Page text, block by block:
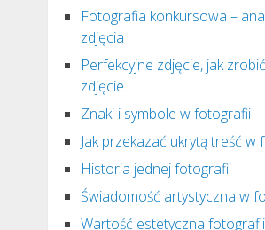
Fotografia konkursowa –
zdjęcia
Perfekcyjne zdjęcie, jak
zdjęcie
Znaki i symbole w fotografii
Jak przekazać ukrytą treść w
Historia jednej fotografii
Świadomość artystyczna w
Wartość estetyczna fotografii